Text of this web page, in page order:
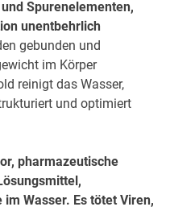
Spurenelementen,
unentbehrlich
gebunden und
im Körper
reinigt das Wasser,
und optimiert
pharmazeutische
Wasser. Es tötet Viren,